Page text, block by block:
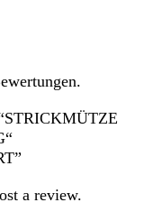
a review.